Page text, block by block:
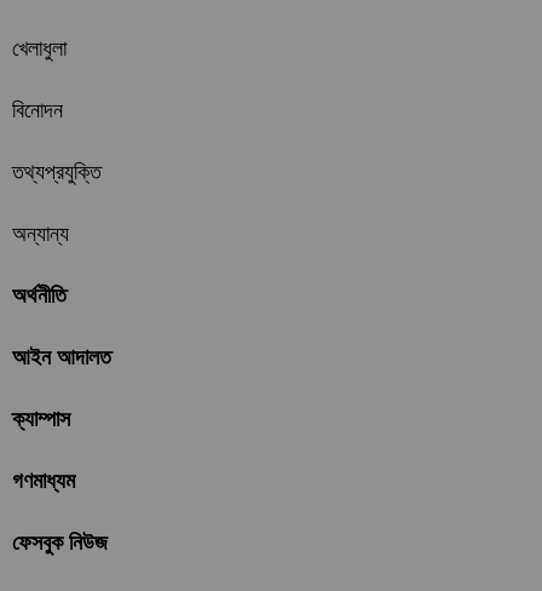
খেলাধুলা
বিনোদন
তথ্যপ্রযুক্তি
অন্যান্য
অর্থনীতি
আইন আদালত
ক্যাম্পাস
গণমাধ্যম
ফেসবুক নিউজ